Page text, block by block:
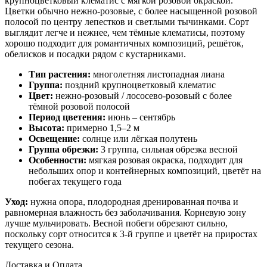
Цветки обычно нежно-розовые, с более насыщенной розовой
полосой по центру лепестков и светлыми тычинками. Сорт
выглядит легче и нежнее, чем тёмные клематисы, поэтому
хорошо подходит для романтичных композиций, решёток,
обелисков и посадки рядом с кустарниками.
Тип растения: многолетняя листопадная лиана
Группа: поздний крупноцветковый клематис
Цвет: нежно-розовый / лососево-розовый с более
тёмной розовой полосой
Период цветения: июнь – сентябрь
Высота: примерно 1,5–2 м
Освещение: солнце или лёгкая полутень
Группа обрезки: 3 группа, сильная обрезка весной
Особенности: мягкая розовая окраска, подходит для
небольших опор и контейнерных композиций, цветёт на
побегах текущего года
Уход: нужна опора, плодородная дренированная почва и
равномерная влажность без заболачивания. Корневую зону
лучше мульчировать. Весной побеги обрезают сильно,
поскольку сорт относится к 3-й группе и цветёт на приростах
текущего сезона.
Доставка и Оплата